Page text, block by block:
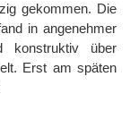
gekommen. Die
in angenehmer
konstruktiv über
Erst am späten